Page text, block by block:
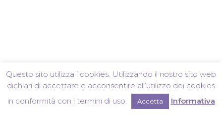
Questo sito utilizza i cookies. Utilizzando il nostro sito web
dichiari di accettare e acconsentire all’utilizzo dei cookies
in conformità con i termini di uso.
Accetta Informativa